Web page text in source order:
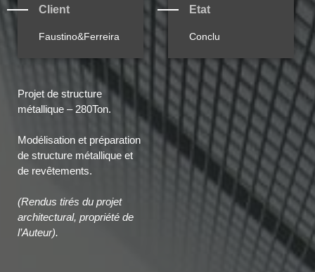
Client
Faustino&Ferreira
Etat
Conclu
Projet de structure
métallique – 280Ton.
Modélisation et préparation
de structure métallique et
de revêtements.
(Rendus tirés du projet
architectural, propriété de
l’Auteur).